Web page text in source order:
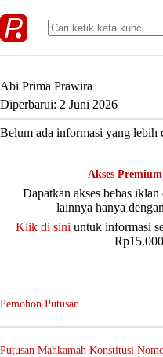
to
content
Abi Prima Prawira
Diperbarui: 2 Juni 2026
Belum ada informasi yang lebih
Akses
Dapatkan akses bebas
lainnya hanya dengan
Klik di sini untuk informasi
Pemohon Putusan
Putusan Mahkamah Konstitusi